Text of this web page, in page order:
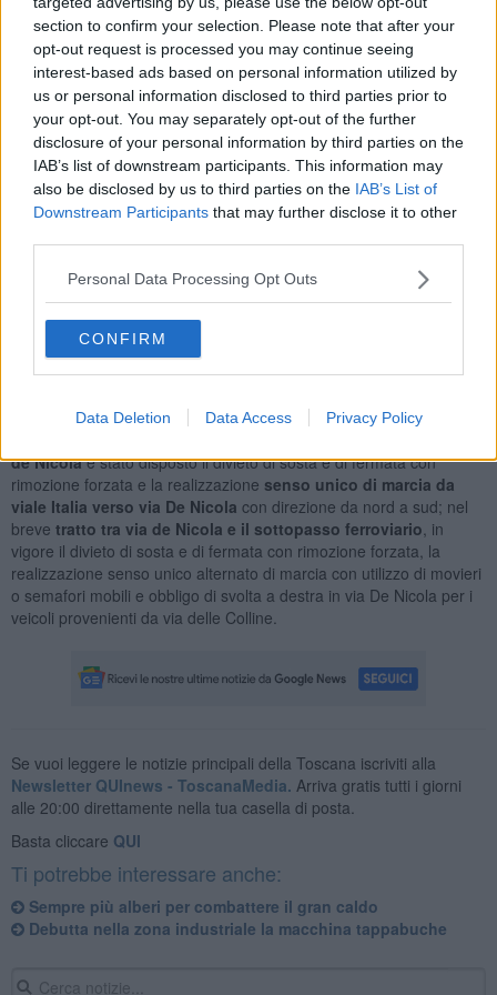
section to confirm your selection. Please note that after your
opt-out request is processed you may continue seeing
interest-based ads based on personal information utilized by
us or personal information disclosed to third parties prior to
your opt-out. You may separately opt-out of the further
disclosure of your personal information by third parties on the
IAB’s list of downstream participants. This information may
also be disclosed by us to third parties on the IAB’s List of
Downstream Participants that may further disclose it to other
Personal Data Processing Opt Outs
CONFIRM
Data Deletion Data Access Privacy Policy
tubature.
Di conseguenza, fino al 24 Luglio, il Comune ha disposto alcune
modifiche al traffico e alla sosta. Nel dettaglio, dallarotatoria
con la Tosco Romagnola, è stata disposta lachiusura di una
corsia di marciaper volta, lasciando libera l’altra corsia e
regolamentando il traffico con l’ausilio di movieri.
E ancora, in via Vittorio Veneto, nel
tratto compreso tra la
rotatoria e l'incrocio con viale Italia, in vigore ildivieto di sosta
e di fermata con rimozione forzata, chiusura di una corsia di
marcia per volta e attivazione delsenso unico nella corsia libera
per le percorrenze con direzione da sud a nord, chiusura dell’uscita
di via Veneto, in direzione via delle Colline per i veicoli che
percorrono la rotatoria di via Tosco Romagnola e
de Nicolaè stato disposto il divieto di sosta e di fermata con
rimozione forzata e la realizzazione senso unico di marcia da
viale Italia verso via De Nicola con direzione da nord a sud; nel
breve tratto tra via de Nicola e il sottopasso ferroviario , in
vigore il divieto di sosta e di fermata con rimozione forzata, la
realizzazione senso unico alternato di marcia con utilizzo di movieri
o semafori mobili e obbligo di svolta a destra in via De Nicola per i
veicoli provenienti da via delle Colline.
Se vuoi leggere le notizie principali della Toscana iscriviti alla
Newsletter QUInews - ToscanaMedia. Arriva gratis tutti i giorni
alle 20:00 direttamente nella tua casella di posta.
Basta cliccare QUI
Ti potrebbe interessare anche:
Sempre più alberi per combattere il gran caldo
Debutta nella zona industriale la macchina tappabuche